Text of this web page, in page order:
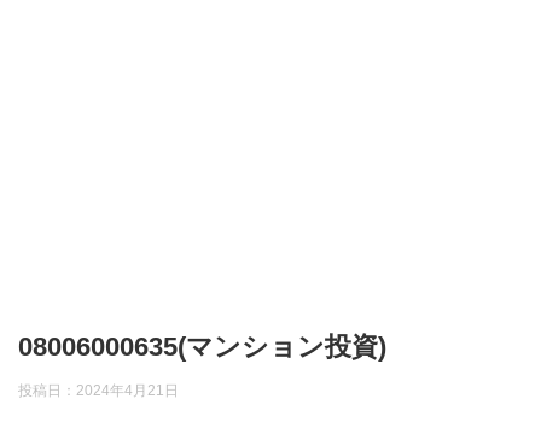
08006000635(マンション投資)
投稿日： 2024年4月21日